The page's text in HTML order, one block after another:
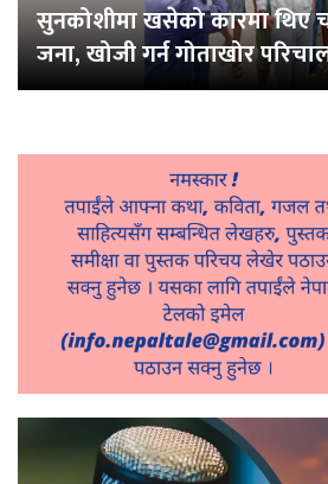
सुनकोशीमा खसेको कारमा थिए
जना, खोजी गर्न गोताखोर